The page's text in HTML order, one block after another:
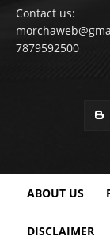
Contact us:
7879592500
ABOUT US
DISCLAIMER